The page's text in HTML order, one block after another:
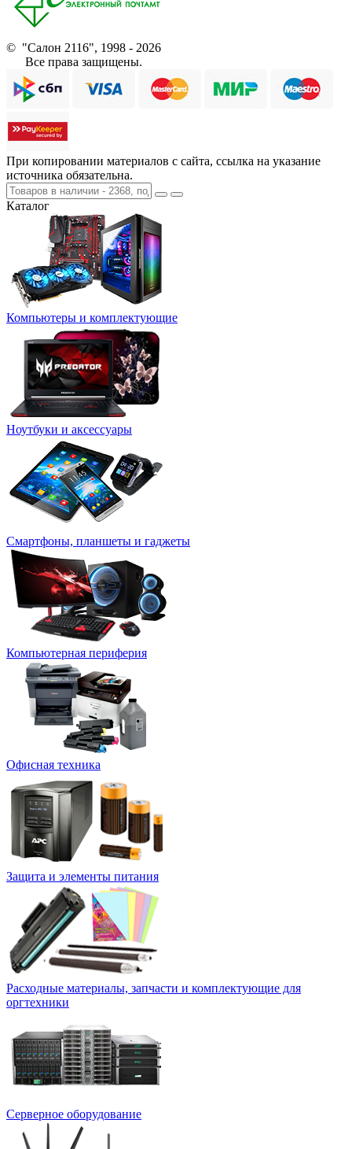
© "Салон 2116", 1998 - 2026
Все права защищены.
При копировании материалов с сайта, ссылка на указание
источника обязательна.
Каталог
Компьютеры и комплектующие
Ноутбуки и аксессуары
Смартфоны, планшеты и гаджеты
Компьютерная периферия
Офисная техника
Защита и элементы питания
Расходные материалы, запчасти и комплектующие для
оргтехники
Серверное оборудование